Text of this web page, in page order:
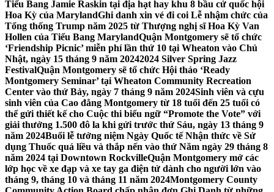
Tiểu Bang Jamie Raskin tại địa hạt hay khu 8 bầu cử quốc hội
Hoa Kỳ của MarylandGhi danh xin vé đi coi Lễ nhậm chức của
Tổng thống Trump năm 2025 từ Thượng nghị sĩ Hoa Kỳ Van
Hollen của Tiểu Bang MarylandQuận Montgomery sẽ tổ chức
‘Friendship Picnic’ miễn phí lần thứ 10 tại Wheaton vào Chủ
Nhật, ngày 15 tháng 9 năm 20242024 Silver Spring Jazz
FestivalQuận Montgomery sẽ tổ chức Hội thảo ‘Ready
Montgomery Seminar’ tại Wheaton Community Recreation
Center vào thứ Bảy, ngày 7 tháng 9 năm 2024Sinh viên và cựu
sinh viên của Cao đẳng Montgomery từ 18 tuổi đến 25 tuổi có
thể gửi thiết kế cho Cuộc thi biểu ngữ “Promote the Vote” với
giải thưởng 1.500 đô la khi gửi trước thứ Sáu, ngày 13 tháng 9
năm 2024Buổi lễ tưởng niệm Ngày Quốc tế Nhận thức về Sử
dụng Thuốc quá liều và thắp nến vào thứ Năm ngày 29 tháng 8
năm 2024 tại Downtown RockvilleQuận Montgomery mở các
lớp học về xe đạp và xe tay ga điện tử dành cho người lớn vào
tháng 9, tháng 10 và tháng 11 năm 2024Montgomery County